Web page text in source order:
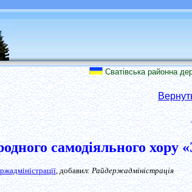
Сватівська районна державна
самодіяльного хору
, добавил:Райдержадміністрація